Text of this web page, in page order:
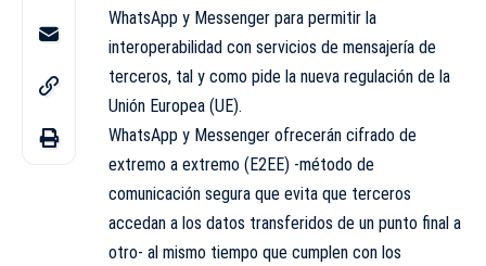
WhatsApp y Messenger para permitir la
interoperabilidad con servicios de mensajería de
terceros, tal y como pide la nueva regulación de la
Unión Europea (UE).
WhatsApp y Messenger ofrecerán cifrado de
extremo a extremo (E2EE) -método de
comunicación segura que evita que terceros
accedan a los datos transferidos de un punto final a
otro- al mismo tiempo que cumplen con los